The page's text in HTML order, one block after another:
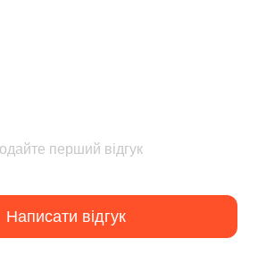
перший відгук
Написати відгук